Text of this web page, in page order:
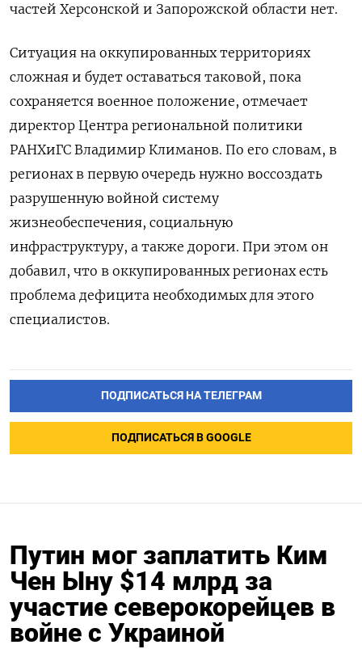
частей Херсонской и Запорожской области нет.
Ситуация на оккупированных территориях
сложная и будет оставаться таковой, пока
сохраняется военное положение, отмечает
директор Центра региональной политики
РАНХиГС Владимир Климанов. По его словам, в
регионах в первую очередь нужно воссоздать
разрушенную войной систему
жизнеобеспечения, социальную
инфраструктуру, а также дороги. При этом он
добавил, что в оккупированных регионах есть
проблема дефицита необходимых для этого
специалистов.
ПОДПИСАТЬСЯ НА ТЕЛЕГРАМ
ПОДПИСАТЬСЯ В GOOGLE
Путин мог заплатить Ким
Чен Ыну $14 млрд за
участие северокорейцев в
войне с Украиной